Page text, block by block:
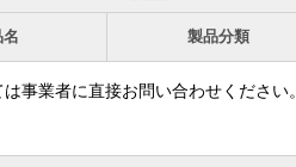
名 製品分類
事業者に直接お問い合わせください